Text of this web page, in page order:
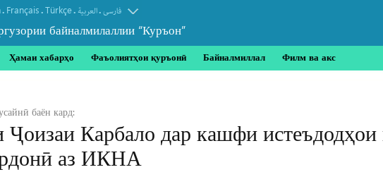
. Français.Türkçe. العربیة.فارسی
байналмилаллии “Куръон”
Ҳамаи хабарҳо Фаъолиятҳои қуръонӣ Байналмиллал Филм ва акс
баён кард:
Карбало дар кашфи истеъдодҳои
аз ИКНА